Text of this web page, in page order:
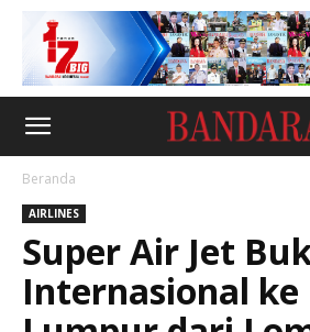
Beranda
AIRLINES
Super Air Jet
Internasional ke